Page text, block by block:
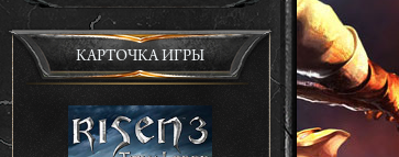
КАРТОЧКА ИГРЫ